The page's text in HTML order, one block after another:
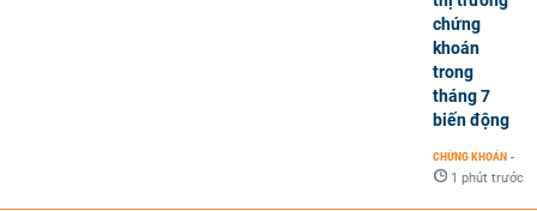
chứng
khoán
trong
tháng 7
biến động
CHỨNG KHOÁN -
1 phút trước